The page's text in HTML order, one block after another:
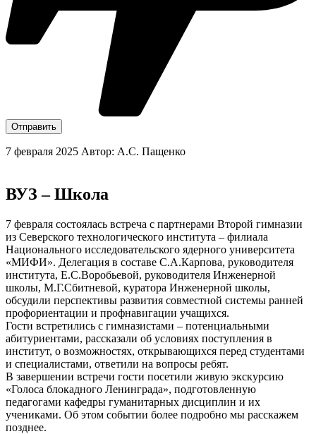
Отправить
7 февраля 2025 Автор: А.С. Пащенко
ВУЗ – Школа
7 февраля состоялась встреча с партнерами Второй гимназии
из Северского технологического института – филиала
Национального исследовательского ядерного университета
«МИФИ». Делегация в составе С.А.Карпова, руководителя
института, Е.С.Воробьевой, руководителя Инженерной
школы, М.Г.Сбитневой, куратора Инженерной школы,
обсудили перспективы развития совместной системы ранней
профориентации и профнавигации учащихся.
Гости встретились с гимназистами – потенциальными
абитуриентами, рассказали об условиях поступления в
институт, о возможностях, открывающихся перед студентами
и специалистами, ответили на вопросы ребят.
В завершении встречи гости посетили живую экскурсию
«Голоса блокадного Ленинграда», подготовленную
педагогами кафедры гуманитарных дисциплин и их
учениками. Об этом событии более подробно мы расскажем
позднее.